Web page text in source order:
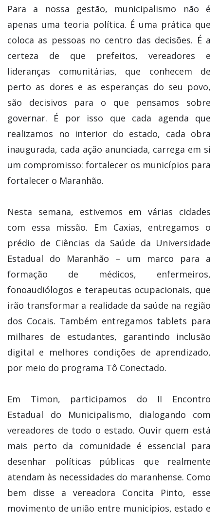
Para a nossa gestão, municipalismo não é
apenas uma teoria política. É uma prática que
coloca as pessoas no centro das decisões. É a
certeza de que prefeitos, vereadores e
lideranças comunitárias, que conhecem de
perto as dores e as esperanças do seu povo,
são decisivos para o que pensamos sobre
governar. É por isso que cada agenda que
realizamos no interior do estado, cada obra
inaugurada, cada ação anunciada, carrega em si
um compromisso: fortalecer os municípios para
fortalecer o Maranhão.
Nesta semana, estivemos em várias cidades
com essa missão. Em Caxias, entregamos o
prédio de Ciências da Saúde da Universidade
Estadual do Maranhão – um marco para a
formação de médicos, enfermeiros,
fonoaudiólogos e terapeutas ocupacionais, que
irão transformar a realidade da saúde na região
dos Cocais. Também entregamos tablets para
milhares de estudantes, garantindo inclusão
digital e melhores condições de aprendizado,
por meio do programa Tô Conectado.
Em Timon, participamos do II Encontro
Estadual do Municipalismo, dialogando com
vereadores de todo o estado. Ouvir quem está
mais perto da comunidade é essencial para
desenhar políticas públicas que realmente
atendam às necessidades do maranhense. Como
bem disse a vereadora Concita Pinto, esse
movimento de união entre municípios, estado e